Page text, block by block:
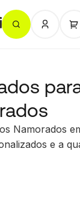
Namorados
e a